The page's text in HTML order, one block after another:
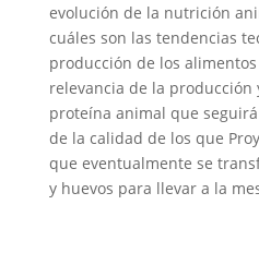
evolución de la nutrición
cuáles son las tendencias
producción de los
relevancia de la producción
proteína animal que
de la calidad de los que
que eventualmente se
y huevos para llevar a la